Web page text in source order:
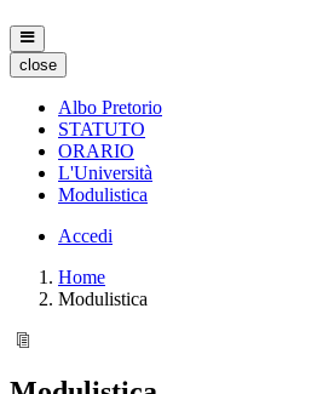
close
Albo Pretorio
STATUTO
ORARIO
L'Università
Modulistica
Accedi
Home
Modulistica